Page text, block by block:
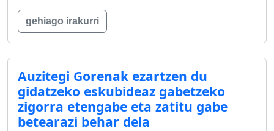
gehiago irakurri
Auzitegi Gorenak ezartzen du
gidatzeko eskubideaz gabetzeko
zigorra etengabe eta zatitu gabe
betearazi behar dela